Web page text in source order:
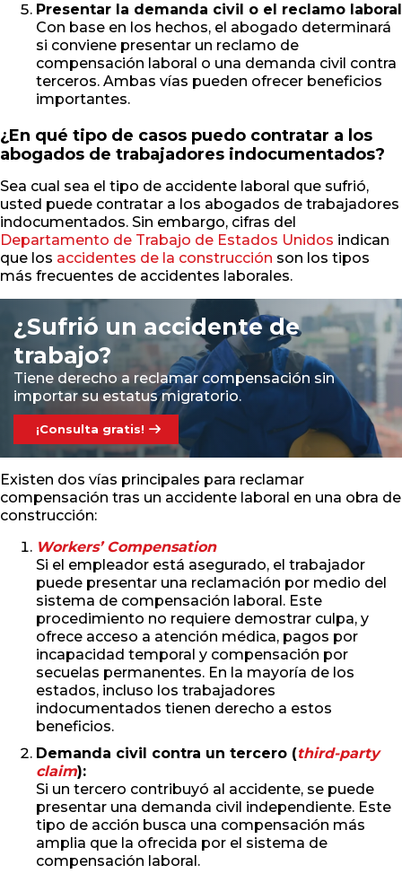
Presentar la demanda civil o el reclamo laboral
Con base en los hechos, el abogado determinará
si conviene presentar un reclamo de
compensación laboral o una demanda civil contra
terceros. Ambas vías pueden ofrecer beneficios
importantes.
¿En qué tipo de casos puedo contratar a los
abogados de trabajadores indocumentados?
Sea cual sea el tipo de accidente laboral que sufrió,
usted puede contratar a los abogados de trabajadores
indocumentados. Sin embargo, cifras del
Departamento de Trabajo de Estados Unidos indican
que los accidentes de la construcción son los tipos
más frecuentes de accidentes laborales.
¿Sufrió un accidente de
trabajo?
Tiene derecho a reclamar compensación sin
importar su estatus migratorio.
¡Consulta gratis!
Existen dos vías principales para reclamar
compensación tras un accidente laboral en una obra de
construcción:
Workers’ Compensation
Si el empleador está asegurado, el trabajador
puede presentar una reclamación por medio del
sistema de compensación laboral. Este
procedimiento no requiere demostrar culpa, y
ofrece acceso a atención médica, pagos por
incapacidad temporal y compensación por
secuelas permanentes. En la mayoría de los
estados, incluso los trabajadores
indocumentados tienen derecho a estos
beneficios.
Demanda civil contra un tercero (third-party
claim):
Si un tercero contribuyó al accidente, se puede
presentar una demanda civil independiente. Este
tipo de acción busca una compensación más
amplia que la ofrecida por el sistema de
compensación laboral.